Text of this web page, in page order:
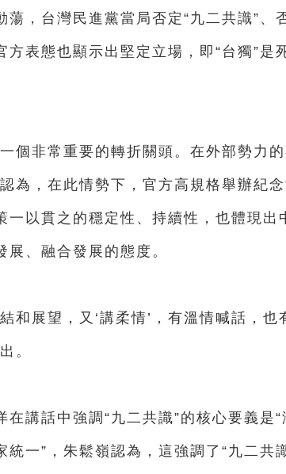
台灣民進黨當局否定“九二共識”、
方表態也顯示出堅定立場，即“台獨”是
非常重要的轉折關頭。在外部勢力的
為，在此情勢下，官方高規格舉辦紀念
一以貫之的穩定性、持續性，也體現出
、融合發展的態度。
展望，又‘講柔情’，有溫情喊話，也
。
話中強調“九二共識”的核心要義是“
統一”，朱鬆嶺認為，這強調了“九二共